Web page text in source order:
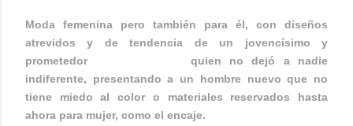
Moda femenina pero también para él, con diseños
atrevidos y de tendencia de un jovencísimo y
prometedor
quien no dejó a nadie
indiferente, presentando a un hombre nuevo que no
tiene miedo al color o materiales reservados hasta
ahora para mujer, como el encaje.